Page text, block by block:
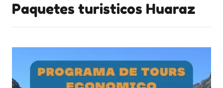
Paquetes turisticos Huaraz